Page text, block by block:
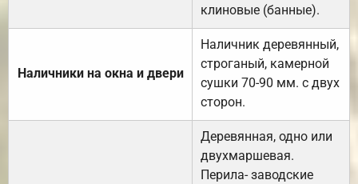
клиновые (банные).
Наличники на окна и двери
Наличник деревянный,
строганый, камерной
сушки 70-90 мм. с двух
сторон.
Деревянная, одно или
двухмаршевая.
Перила- заводские